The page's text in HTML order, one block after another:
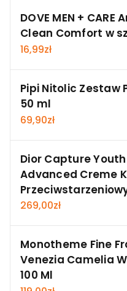
DOVE MEN +
Clean Comfort w
16,99zł
Pipi Nitolic Zestaw
50 ml
69,90zł
Dior Capture
Advanced Creme
269,00zł
Monotheme Fine
Venezia Camelia
100 Ml